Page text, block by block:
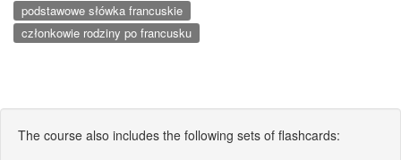
podstawowe słówka francuskie
członkowie rodziny po francusku
The course also includes the following sets of flashcards: